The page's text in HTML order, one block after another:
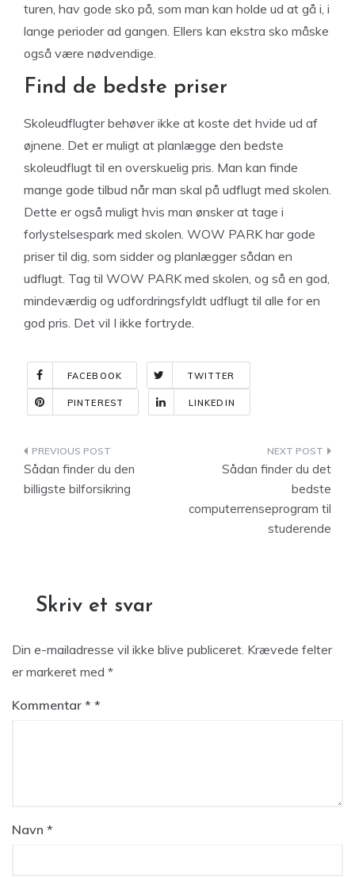
turen, hav gode sko på, som man kan holde ud at gå i, i
lange perioder ad gangen. Ellers kan ekstra sko måske
også være nødvendige.
Find de bedste priser
Skoleudflugter behøver ikke at koste det hvide ud af
øjnene. Det er muligt at planlægge den bedste
skoleudflugt til en overskuelig pris. Man kan finde
mange gode tilbud når man skal på udflugt med skolen.
Dette er også muligt hvis man ønsker at tage i
forlystelsespark med skolen. WOW PARK har gode
priser til dig, som sidder og planlægger sådan en
udflugt. Tag til WOW PARK med skolen, og så en god,
mindeværdig og udfordringsfyldt udflugt til alle for en
god pris. Det vil I ikke fortryde.
FACEBOOK TWITTER
PINTEREST LINKEDIN
Indlægsnavigation
Sådan finder du den
billigste bilforsikring
Sådan finder du det
bedste
computerrenseprogram til
studerende
Skriv et svar
Din e-mailadresse vil ikke blive publiceret. Krævede felter
er markeret med *
Kommentar *
Navn *